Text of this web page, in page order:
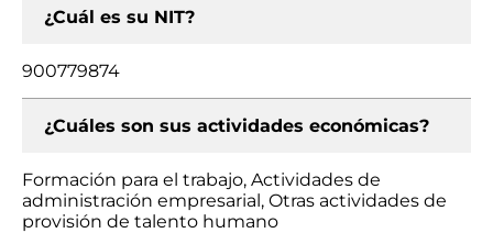
¿Cuál es su NIT?
900779874
¿Cuáles son sus actividades económicas?
Formación para el trabajo, Actividades de
administración empresarial, Otras actividades de
provisión de talento humano